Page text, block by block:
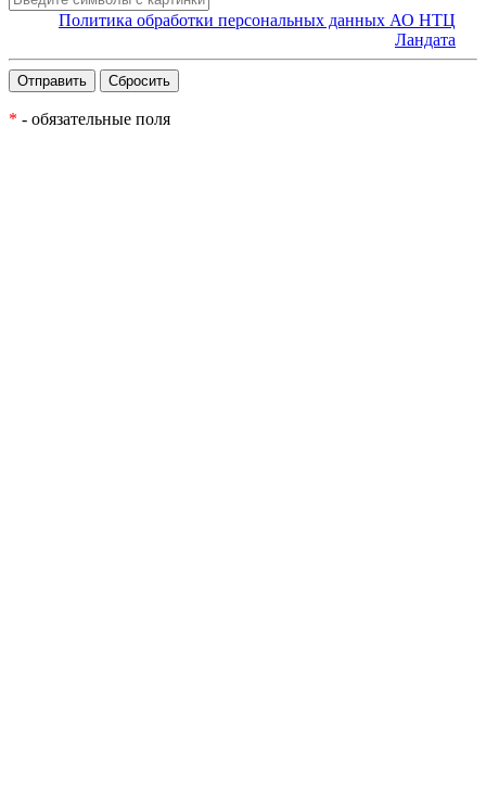
Политика обработки персональных данных АО НТЦ
Ландата
* - обязательные поля